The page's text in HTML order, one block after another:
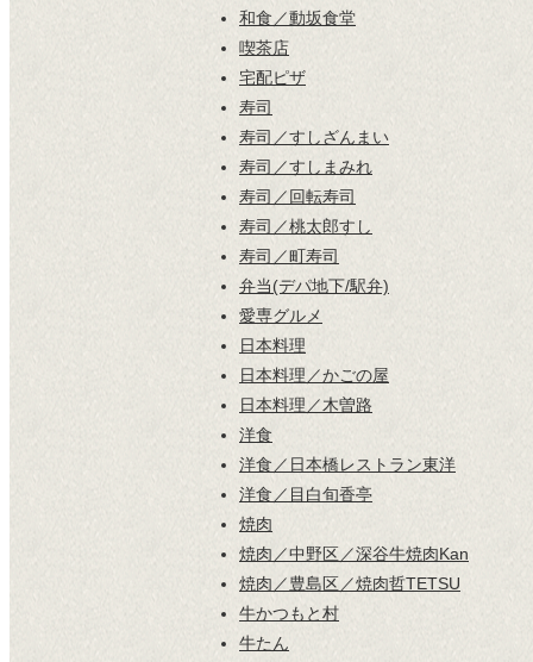
和食／動坂食堂
喫茶店
宅配ピザ
寿司
寿司／すしざんまい
寿司／すしまみれ
寿司／回転寿司
寿司／桃太郎すし
寿司／町寿司
弁当(デパ地下/駅弁)
愛専グルメ
日本料理
日本料理／かごの屋
日本料理／木曽路
洋食
洋食／日本橋レストラン東洋
洋食／目白旬香亭
焼肉
焼肉／中野区／深谷牛焼肉Kan
焼肉／豊島区／焼肉哲TETSU
牛かつもと村
牛たん